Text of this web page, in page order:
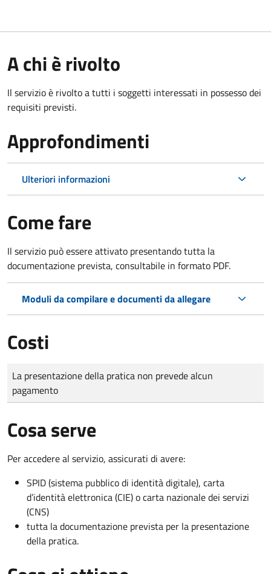
A chi è rivolto
Il servizio è rivolto a tutti i soggetti interessati in possesso dei
requisiti previsti.
Approfondimenti
Ulteriori informazioni
Come fare
Il servizio può essere attivato presentando tutta la
documentazione prevista, consultabile in formato PDF.
Moduli da compilare e documenti da allegare
Costi
Tipo di pagamento
Importo
La presentazione della pratica non prevede alcun
pagamento
Cosa serve
Per accedere al servizio, assicurati di avere:
SPID (sistema pubblico di identità digitale), carta
d’identità elettronica (CIE) o carta nazionale dei servizi
(CNS)
tutta la documentazione prevista per la presentazione
della pratica.